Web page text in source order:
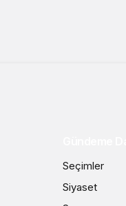
Seçimler
Siyaset